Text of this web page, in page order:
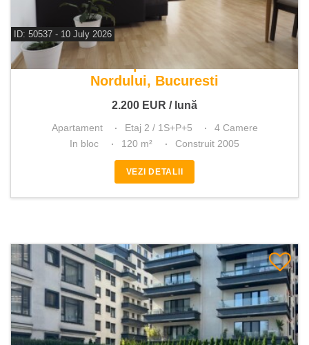
ID: 50537 - 10 July 2026
De inchiriat apartament 4 camere
Nordului, Bucuresti
2.200 EUR / lună
Apartament Etaj 2 / 1S+P+5
4 Camere
In bloc
120 m² Construit 2005
VEZI DETALII